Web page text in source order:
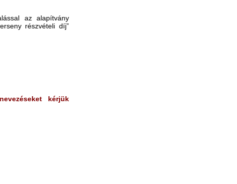
az alapítvány
részvételi díj”
kérjük